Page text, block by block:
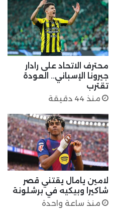
محترف الاتحاد على رادار
جيرونا الإسباني.. العودة
تقترب
منذ 44 دقيقة
لامين يامال يقتني قصر
شاكيرا وبيكيه في برشلونة
منذ ساعة واحدة